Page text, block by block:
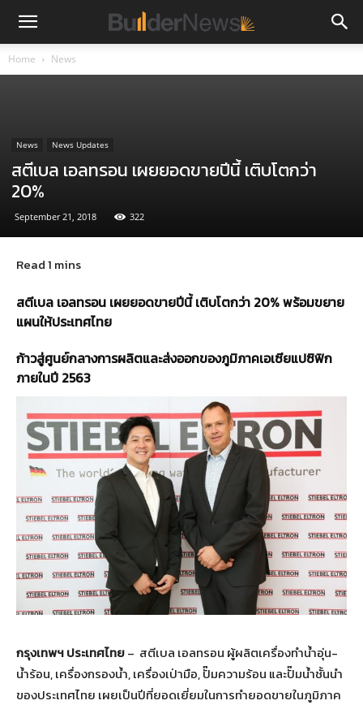
Home News
News News Updates
สตีเบล เอลทรอน เผยยอดขายปีนี้ เติบโตกว่า
20%
September 21, 2018 322
สตีเบล เอลทรอน เผยยอดขายปีนี้ เติบโตกว่า 20%พร้อมขยาย
แผนให้ประเทศไทย
ก้าวสู่ศูนย์กลางการผลิตและส่งออกของภูมิภาคเอเซียแปซิฟิก
ภายในปี 2563
กรุงเทพฯ ประเทศไทย– สตีเบล เอลทรอน ผู้ผลิตเครื่องทำน้ำอุ่น-
น้ำร้อน, เครื่องกรองน้ำ, เครื่องเป่ามือ, ปั๊มความร้อน และปั๊มน้ำชั้นนำ
ของประเทศไทย เผยเป็นปีที่ยอดเยี่ยมในการทำยอดขายในภูมิภาค